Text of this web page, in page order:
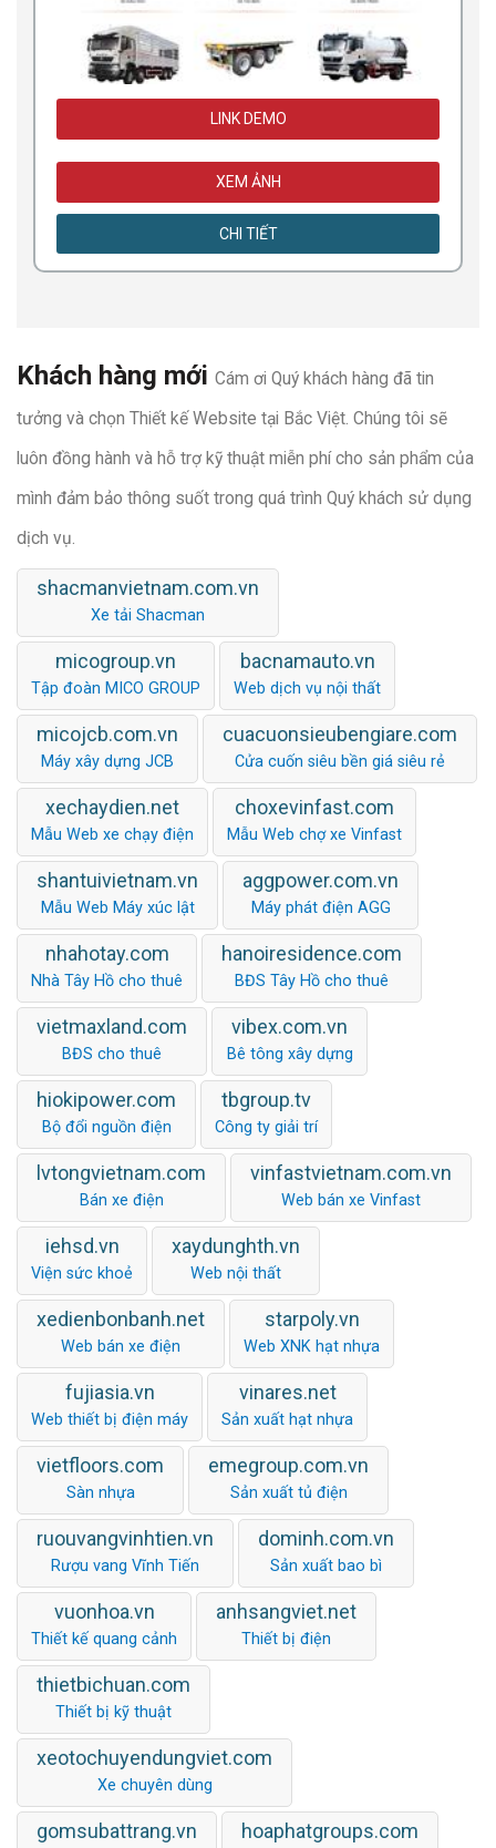
LINK DEMO
XEM ẢNH
CHI TIẾT
Khách hàng mới Cám ơi Quý khách hàng đã tin
tưởng và chọn Thiết kế Website tại Bắc Việt. Chúng tôi sẽ
luôn đồng hành và hỗ trợ kỹ thuật miễn phí cho sản phẩm của
mình đảm bảo thông suốt trong quá trình Quý khách sử dụng
dịch vụ.
shacmanvietnam.com.vn
Xe tải Shacman
micogroup.vn
Tập đoàn MICO GROUP
bacnamauto.vn
Web dịch vụ nội thất
micojcb.com.vn
Máy xây dựng JCB
cuacuonsieubengiare.com
Cửa cuốn siêu bền giá siêu rẻ
xechaydien.net
Mẫu Web xe chạy điện
choxevinfast.com
Mẫu Web chợ xe Vinfast
shantuivietnam.vn
Mẫu Web Máy xúc lật
aggpower.com.vn
Máy phát điện AGG
nhahotay.com
Nhà Tây Hồ cho thuê
hanoiresidence.com
BĐS Tây Hồ cho thuê
vietmaxland.com
BĐS cho thuê
vibex.com.vn
Bê tông xây dựng
hiokipower.com
Bộ đổi nguồn điện
tbgroup.tv
Công ty giải trí
lvtongvietnam.com
Bán xe điện
vinfastvietnam.com.vn
Web bán xe Vinfast
iehsd.vn
Viện sức khoẻ
xaydunghth.vn
Web nội thất
xedienbonbanh.net
Web bán xe điện
starpoly.vn
Web XNK hạt nhựa
fujiasia.vn
Web thiết bị điện máy
vinares.net
Sản xuất hạt nhựa
vietfloors.com
Sàn nhựa
emegroup.com.vn
Sản xuất tủ điện
ruouvangvinhtien.vn
Rượu vang Vĩnh Tiến
dominh.com.vn
Sản xuất bao bì
vuonhoa.vn
Thiết kế quang cảnh
anhsangviet.net
Thiết bị điện
thietbichuan.com
Thiết bị kỹ thuật
xeotochuyendungviet.com
Xe chuyên dùng
gomsubattrang.vn hoaphatgroups.com